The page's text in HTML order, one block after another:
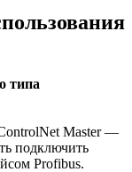
типа
Master —
подключить
Profibus.